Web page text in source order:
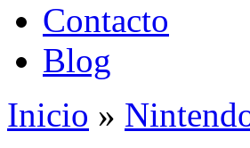
Contacto
Blog
Inicio »